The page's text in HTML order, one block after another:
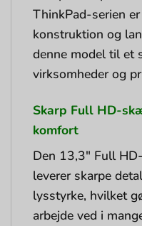
ThinkPad-serien
konstruktion og
denne model til et
virksomheder og
Skarp Full HD-
komfort
Den 13,3″ Full
leverer skarpe
lysstyrke, hvilket
arbejde ved i